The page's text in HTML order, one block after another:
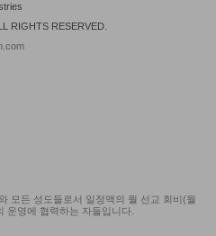
RIGHTS RESERVED.
모든 성도들로서 일정액의 월 선교 회비(월
운영에 협력하는 자들입니다.